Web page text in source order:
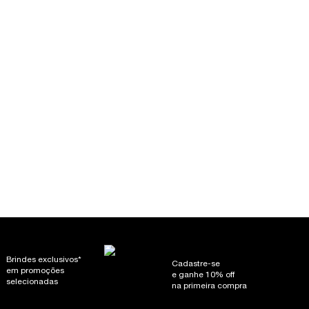
MATTE​ ​SUAVE, 1 of 8
​SUAVE, 2 of 8
BLUR MATTE ​SUAVE, 3 of 8
BLUR MATTE​ ​SUAVE, 4 of 8
BLUR MATTE​ ​SUAVE, 5 of 8
CUDDLE BLUR MATTE​ ​SUAVE, 6 of 8
LIP IDÔLE CUDDLE BLUR MATTE​ ​SUAVE, 7 of 8
LIP IDÔLE CUDDLE BLUR MATTE​ ​SUAVE, 8 of 8
Brindes exclusivos*
em promoções
selecionadas
Cadastre-se
e ganhe 10% off
na primeira compra